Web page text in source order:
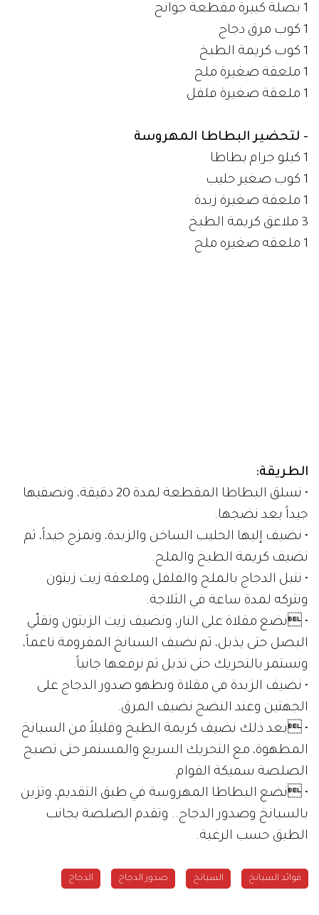
1 بصلة كبيرة مقطعة جوانح
1 كوب مرق دجاج
1 كوب كريمة الطبخ
1 ملعقة صغيرة ملح
1 ملعقة صغيرة فلفل
- لتحضير البطاطا المهروسة
1 كيلو جرام بطاطا
1 كوب صغير حليب
1 ملعقة صغيرة زبدة
3 ملاعق كريمة الطبخ
1 ملعقه صغيره ملح
الطريقة:
• نسلق البطاطا المقطعة لمدة 20 دقيقة، ونصفيها
جيداً بعد نضجها.
• نضيف إليها الحليب الساخن والزبدة، ونمزج جيداً، ثم
نضيف كريمة الطبخ والملح.
• نتبل الدجاج بالملح والفلفل وملعقة زيت زيتون
ونتركه لمدة ساعة في الثلاجة.
• نضع مقلاة على النار، ونضيف زيت الزيتون ونقلّي
البصل حتى يذبل، ثم نضيف السبانخ المفرومة ناعماً،
ونستمر بالتحريك حتى تذبل ثم نرفعها جانباً.
• نضيف الزبدة في مقلاة ونطهو صدور الدجاج على
الجهتين وعند النضج نضيف المرق.
• بعد ذلك نضيف كريمة الطبخ وقليلاً من السبانخ
المطهوة، مع التحريك السريع والمستمر حتى تصبح
الصلصة سميكة القوام.
• نضع البطاطا المهروسة في طبق التقديم، وتزين
بالسبانخ وصدور الدجاج.. وتقدم الصلصة بجانب
الطبق حسب الرغبة.
فوائد السبانخ السبانخ صدور الدجاج الدجاج